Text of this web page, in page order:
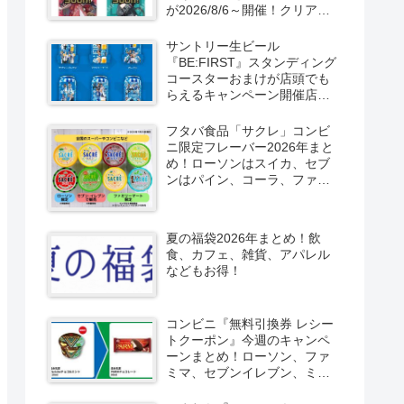
が2026/8/6～開催！クリアカ
売！
サントリー生ビール
『BE:FIRST』スタンディング
コースターおまけが店頭でも
らえるキャンペーン開催店は
定で6種類！見分け方！セブ
ン、ファミマ、ローソン、デ
イリーヤマザキ、ミニストッ
プなどで！クーラーバッグ
フタバ食品「サクレ」コンビ
ニ限定フレーバー2026年まと
め！ローソンはスイカ、セブ
ンはパイン、コーラ、ファミ
夏の福袋2026年まとめ！飲
食、カフェ、雑貨、アパレル
などもお得！
コンビニ『無料引換券 レシー
トクーポン』今週のキャンペ
ーンまとめ！ローソン、ファ
ミマ、セブンイレブン、ミニ